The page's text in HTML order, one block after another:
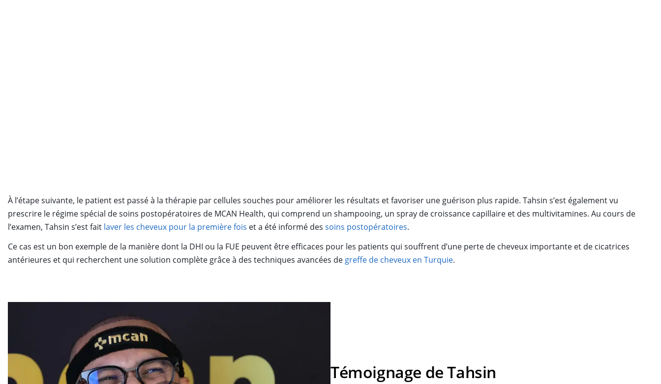
À l’étape suivante, le patient est passé à la thérapie par cellules souches pour améliorer les résultats et favoriser une guérison plus rapide. Tahsin s’est également vu
prescrire le régime spécial de soins postopératoires de MCAN Health, qui comprend un shampooing, un spray de croissance capillaire et des multivitamines. Au cours de
l’examen, Tahsin s’est fait laver les cheveux pour la première fois et a été informé des soins postopératoires.
Ce cas est un bon exemple de la manière dont la DHI ou la FUE peuvent être efficaces pour les patients qui souffrent d’une perte de cheveux importante et de cicatrices
antérieures et qui recherchent une solution complète grâce à des techniques avancées de greffe de cheveux en Turquie.
Témoignage de Tahsin